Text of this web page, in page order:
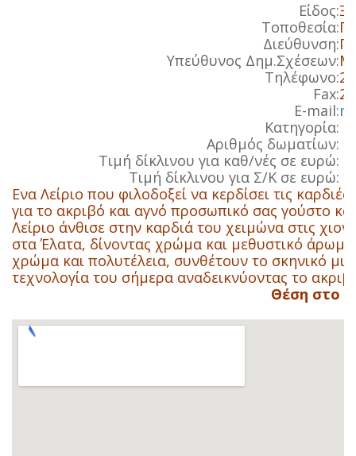
Είδος:
Τοποθεσία:
Διεύθυνση:
Υπεύθυνος Δημ.Σχέσεων:
Τηλέφωνο:
Fax:
E-mail:
Κατηγορία:
Αριθμός δωματίων:
Τιμή δίκλινου για καθ/νές σε ευρώ:
Τιμή δίκλινου για Σ/Κ σε ευρώ:
Ενα Λείριο που φιλοδοξεί να κερδίσει τις
για το ακριβό και αγνό προσωπικό σας γούστο
Λείριο άνθισε στην καρδιά του χειμώνα στις
στα Έλατα, δίνοντας χρώμα και μεθυστικό
χρώμα και πολυτέλεια, συνθέτουν το σκηνικό
τεχνολογία του σήμερα αναδεικνύοντας το
Θέση στο